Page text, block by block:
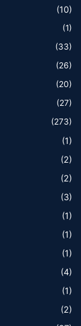
(10)
(1)
(33)
(26)
(20)
(27)
(273)
(1)
(2)
(2)
(3)
(1)
(1)
(1)
(4)
(1)
(2)